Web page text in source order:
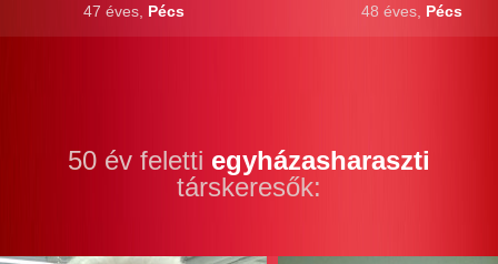
47 éves, Pécs
48 éves, Pécs
50 év feletti egyházasharaszti
társkeresők: